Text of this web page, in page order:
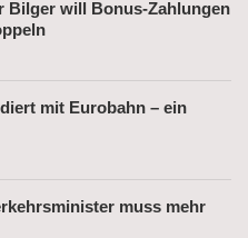
Bilger will Bonus-Zahlungen
mit Eurobahn – ein
muss mehr